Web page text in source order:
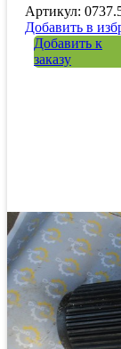
Артикул:
Добавить в
Добавить к
заказу